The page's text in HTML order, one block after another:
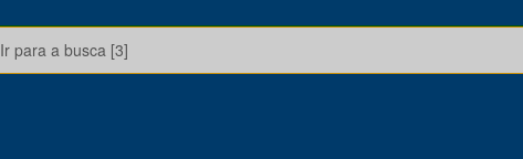
Ir para a busca [3]